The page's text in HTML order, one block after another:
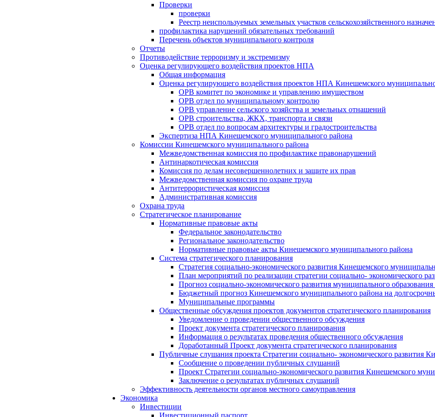
Проверки
проверки
Реестр неиспользуемых земельных участков сельскохозяйственного
профилактика нарушений обязательных требований
Перечень объектов муниципального контроля
Отчеты
Противодействие терроризму и экстремизму
Оценка регулирующего воздействия проектов НПА
Общая информация
Оценка регулирующего воздействия проектов НПА Кинешемского
ОРВ комитет по экономике и управлению имуществом
ОРВ отдел по муниципальному контролю
ОРВ управление сельского хозяйства и земельных отнашений
ОРВ строительства, ЖКХ, транспорта и связи
ОРВ отдел по вопросам архитектуры и градостроительства
Экспертиза НПА Кинешемского муниципального района
Комиссии Кинешемского муниципального района
Межведомственная комиссия по профилактике правонарушений
Антинаркотическая комиссия
Комиссия по делам несовершеннолетних и защите их прав
Межведомственная комиссия по охране труда
Антитеррористическая комиссия
Административная комиссия
Охрана труда
Стратегическое планирование
Нормативные правовые акты
Федеральное законодательство
Региональное законодательство
Нормативные правовые акты Кинешемского муниципального района
Система стратегического планирования
Стратегия социально-экономического развития Кинешемского
План мероприятий по реализации стратегии социально- экономического
Прогноз социально-экономического развития муниципального
Бюджетный прогноз Кинешемского муниципального района на
Муниципальные программы
Общественные обсуждения проектов документов стратегического планирования
Уведомление о проведении общественного обсуждения
Проект документа стратегического планирования
Информация о результатах проведения общественного обсуждения
Доработанный Проект документа стратегического планирования
Публичные слушания проекта Стратегии социально- экономического развития
Сообщение о проведении публичных слушаний
Проект Стратегии социально-экономического развития Кинешемского
Заключение о результатах публичных слушаний
Эффективность деятельности органов местного самоуправления
Экономика
Инвестиции
Инвестиционный паспорт